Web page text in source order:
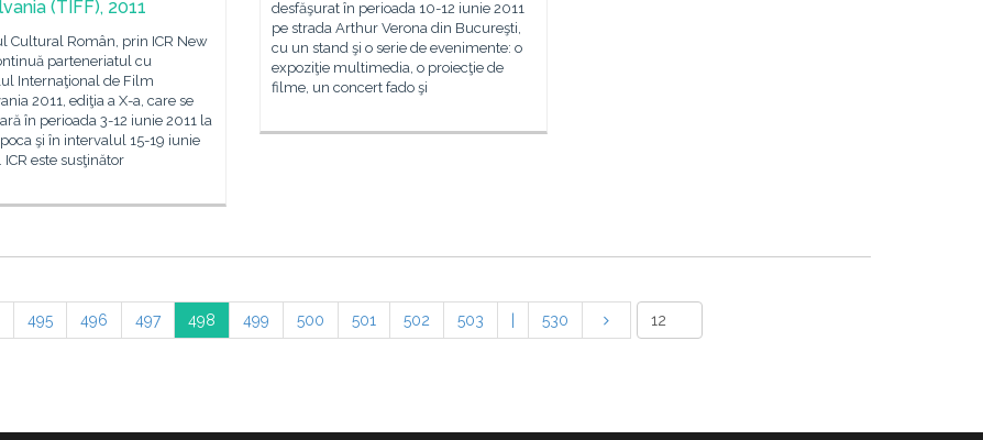
desfăşurat în perioada 10-12 iunie 2011
pe strada Arthur Verona din Bucureşti,
cu un stand şi o serie de evenimente: o
expoziţie multimedia, o proiecţie de
filme, un concert fado şi
(TIFF), 2011
Cultural Român, prin ICR New
parteneriatul cu
Internaţional de Film
2011, ediţia a X-a, care se
în perioada 3-12 iunie 2011 la
şi în intervalul 15-19 iunie
ICR este susţinător
495 496 497 498 499 500 501 502 503 530